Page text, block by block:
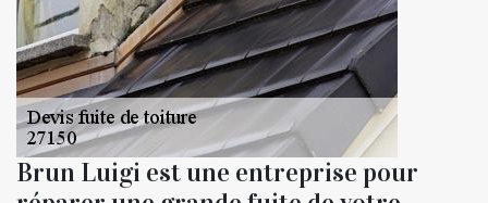
Brun Luigi est une entreprise pour